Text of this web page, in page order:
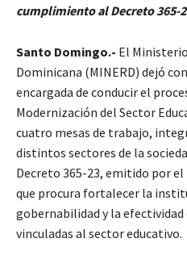
cumplimiento al Decreto 365-
Santo Domingo.- El
Dominicana (MINERD) dejó
encargada de conducir el
Modernización del Sector
cuatro mesas de trabajo,
distintos sectores de la
Decreto 365-23, emitido por
que procura fortalecer la
gobernabilidad y la
vinculadas al sector educativo.